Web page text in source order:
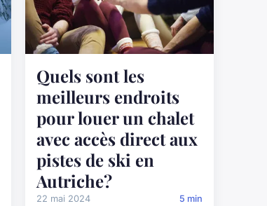
Quels sont les
meilleurs endroits
pour louer un chalet
avec accès direct aux
pistes de ski en
Autriche?
22 mai 2024 5 min